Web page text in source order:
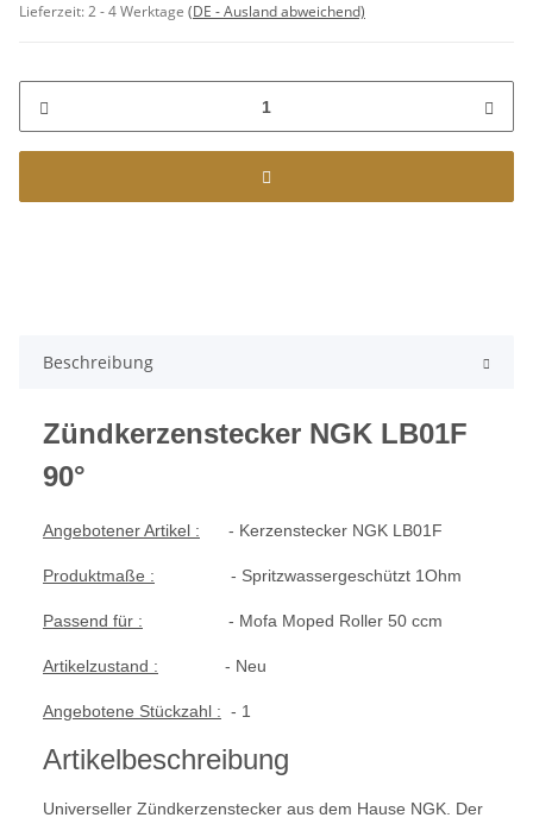
Lieferzeit:2 - 4 Werktage (DE - Ausland abweichend)
Beschreibung
Zündkerzenstecker NGK LB01F
90°
Angebotener Artikel : - Kerzenstecker NGK LB01F
Produktmaße : - Spritzwassergeschützt 1Ohm
Passend für : - Mofa Moped Roller 50 ccm
Artikelzustand : - Neu
Angebotene Stückzahl : - 1
Artikelbeschreibung
Universeller Zündkerzenstecker aus dem Hause NGK. Der